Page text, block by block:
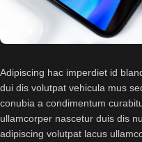
Adipiscing hac imperdiet id
dui dis volutpat vehicula mus
conubia a condimentum
ullamcorper nascetur duis dis
adipiscing volutpat lacus